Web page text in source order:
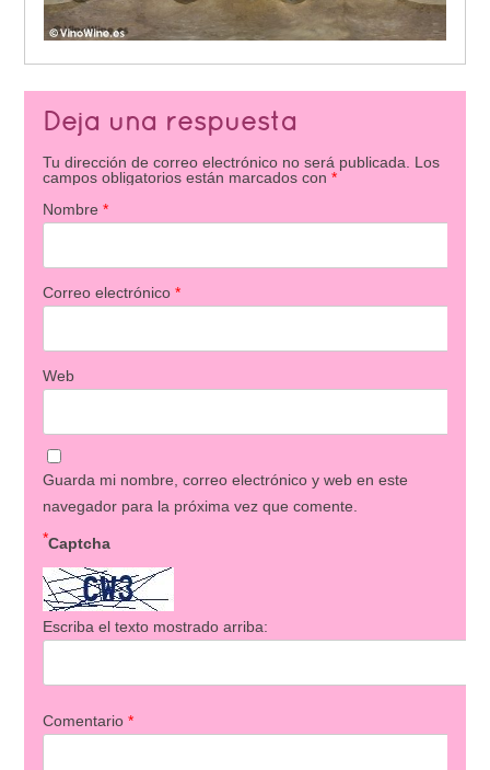
Deja una respuesta
Tu dirección de correo electrónico no será publicada.
Los
campos obligatorios están marcados con *
Nombre *
Correo electrónico *
Web
Guarda mi nombre, correo electrónico y web en este
navegador para la próxima vez que comente.
Captcha
*
Escriba el texto mostrado arriba:
Comentario *